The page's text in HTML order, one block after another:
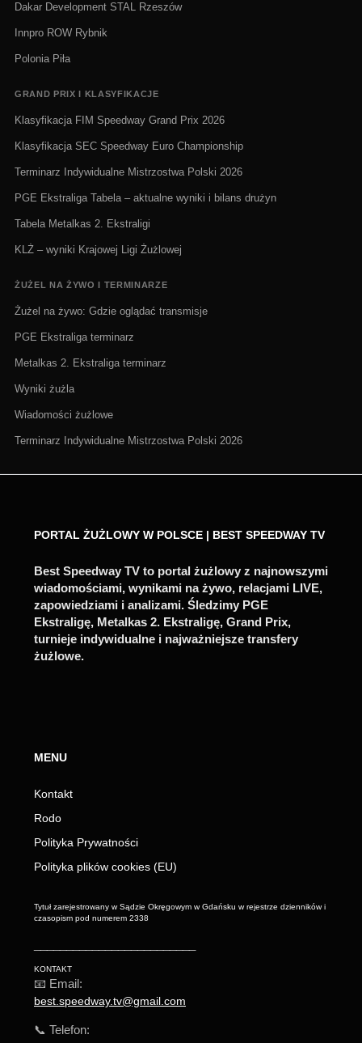
Dakar Development STAL Rzeszów
Innpro ROW Rybnik
Polonia Piła
GRAND PRIX I KLASYFIKACJE
Klasyfikacja FIM Speedway Grand Prix 2026
Klasyfikacja SEC Speedway Euro Championship
Terminarz Indywidualne Mistrzostwa Polski 2026
PGE Ekstraliga Tabela – aktualne wyniki i bilans drużyn
Tabela Metalkas 2. Ekstraligi
KLŻ – wyniki Krajowej Ligi Żużlowej
ŻUŻEL NA ŻYWO I TERMINARZE
Żużel na żywo: Gdzie oglądać transmisje
PGE Ekstraliga terminarz
Metalkas 2. Ekstraliga terminarz
Wyniki żużla
Wiadomości żużlowe
Terminarz Indywidualne Mistrzostwa Polski 2026
PORTAL ŻUŻLOWY W POLSCE | BEST SPEEDWAY TV
Best Speedway TV to portal żużlowy z najnowszymi
wiadomościami, wynikami na żywo, relacjami LIVE,
zapowiedziami i analizami. Śledzimy PGE
Ekstraligę, Metalkas 2. Ekstraligę, Grand Prix,
turnieje indywidualne i najważniejsze transfery
żużlowe.
MENU
Kontakt
Rodo
Polityka Prywatności
Polityka plików cookies (EU)
Tytuł zarejestrowany w Sądzie Okręgowym w Gdańsku w rejestrze dzienników i
czasopism pod numerem 2338
KONTAKT
📧 Email:
best.speedway.tv@gmail.com
📞 Telefon: